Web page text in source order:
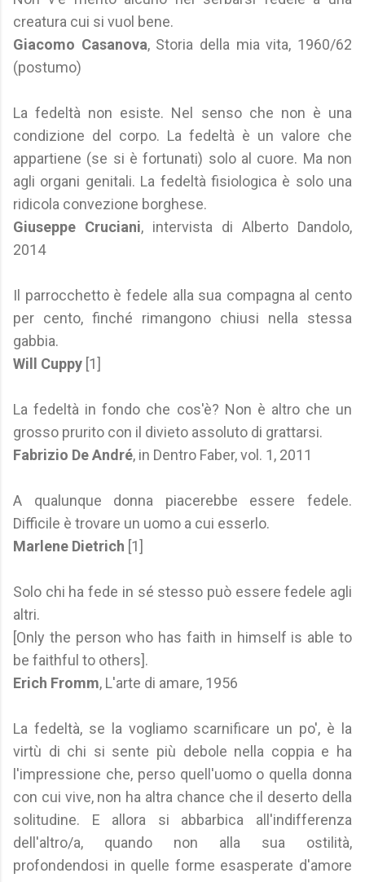
creatura cui si vuol bene.
Giacomo Casanova, Storia della mia vita, 1960/62
(postumo)
La fedeltà non esiste. Nel senso che non è una
condizione del corpo. La fedeltà è un valore che
appartiene (se si è fortunati) solo al cuore. Ma non
agli organi genitali. La fedeltà fisiologica è solo una
ridicola convezione borghese.
Giuseppe Cruciani, intervista di Alberto Dandolo,
2014
Il parrocchetto è fedele alla sua compagna al cento
per cento, finché rimangono chiusi nella stessa
gabbia.
Will Cuppy [1]
La fedeltà in fondo che cos'è? Non è altro che un
grosso prurito con il divieto assoluto di grattarsi.
Fabrizio De André, in Dentro Faber, vol. 1, 2011
A qualunque donna piacerebbe essere fedele.
Difficile è trovare un uomo a cui esserlo.
Marlene Dietrich [1]
Solo chi ha fede in sé stesso può essere fedele agli
altri.
[Only the person who has faith in himself is able to
be faithful to others].
Erich Fromm, L'arte di amare, 1956
La fedeltà, se la vogliamo scarnificare un po', è la
virtù di chi si sente più debole nella coppia e ha
l'impressione che, perso quell'uomo o quella donna
con cui vive, non ha altra chance che il deserto della
solitudine. E allora si abbarbica all'indifferenza
dell'altro/a, quando non alla sua ostilità,
profondendosi in quelle forme esasperate d'amore